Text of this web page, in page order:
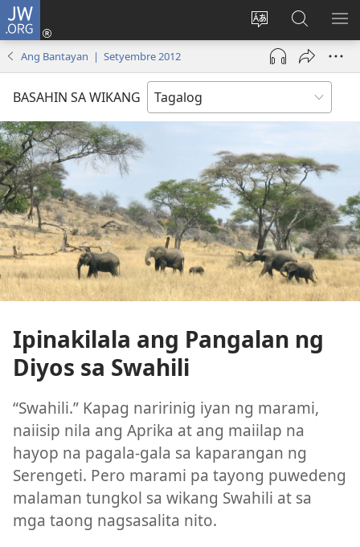
JW.ORG
Baguhin
ang
wika
ng
Mag-
log
bubukas
bagong
sa
JW.ORG
Ang Bantayan | Setyembre 2012
BASAHIN SA WIKANG
Ipinakilala ang Pangalan ng
Diyos sa Swahili
“Swahili.” Kapag naririnig iyan ng marami,
naiisip nila ang Aprika at ang maiilap na
hayop na pagala-gala sa kaparangan ng
Serengeti. Pero marami pa tayong puwedeng
malaman tungkol sa wikang Swahili at sa
mga taong nagsasalita nito.